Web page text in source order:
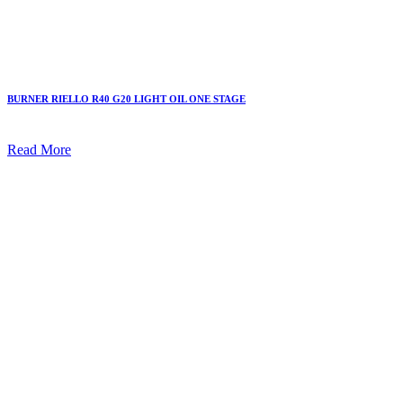
BURNER RIELLO R40 G20 LIGHT OIL ONE STAGE
Read More